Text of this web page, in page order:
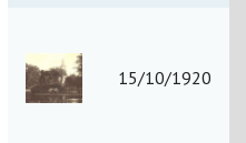
15/10/1920